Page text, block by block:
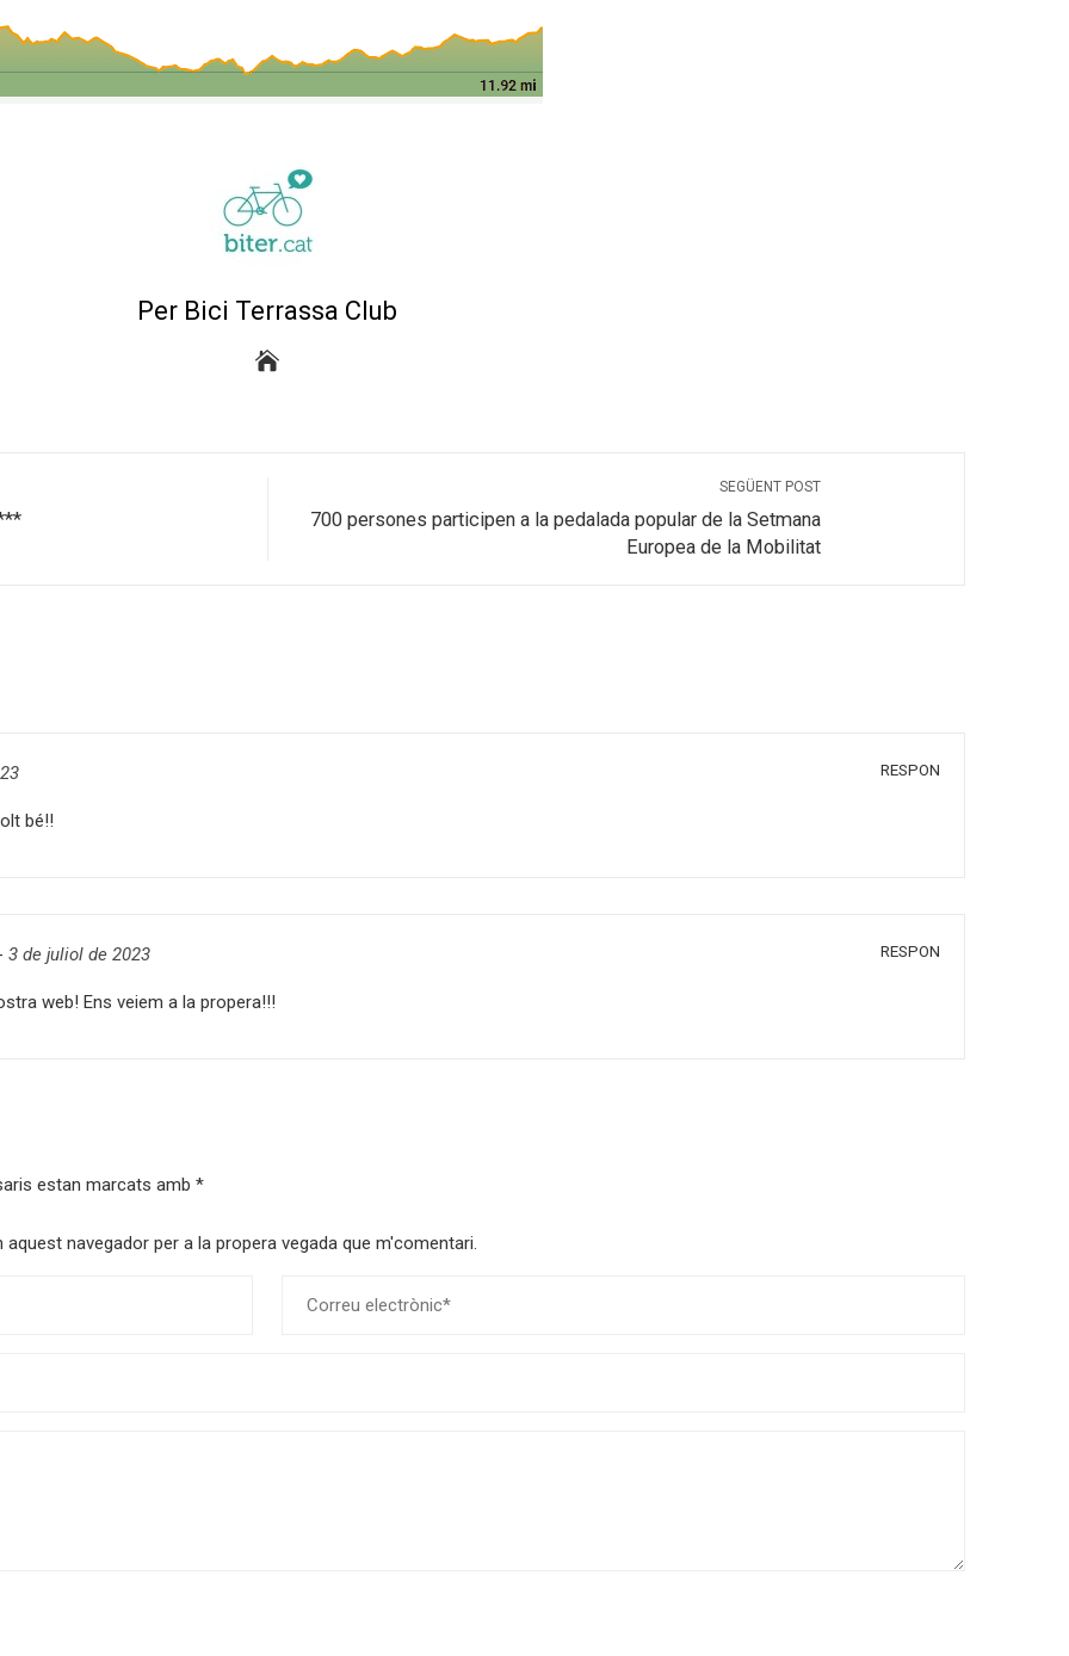
Per Bici Terrassa Club
SEGÜENT POST
700 persones participen a la pedalada popular de la Setmana
Europea de la Mobilitat
RESPON
bé!!
3 de juliol de 2023 RESPON
web! Ens veiem a la propera!!!
estan marcats amb *
navegador per a la propera vegada que m'comentari.